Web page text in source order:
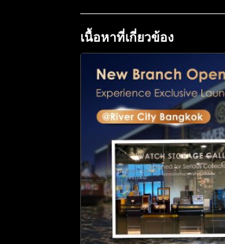
เนื้อหาที่เกี่ยวข้อง